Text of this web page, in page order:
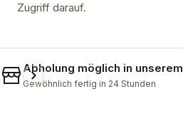
Zugriff darauf.
Abholung möglich in unserem
Gewöhnlich fertig in 24 Stunden